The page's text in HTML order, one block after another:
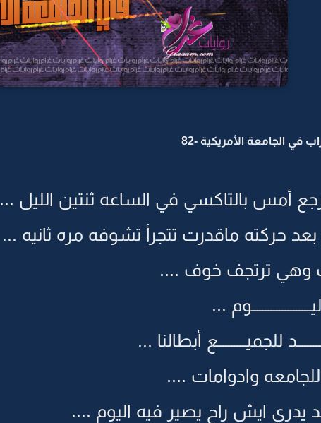
في الجامعة الأمريكية -82
أمس بالتاكسي في الساعه ثنتين الليل ...
بعد حركته ماقدرت تتجرأ تشوفه مره ثانيه ...
وهي ترتجف خوف ....
...
للجميــــــــــع أبطالنا ...
وادوامات ....
ايش راح يصير فيه اليوم ....